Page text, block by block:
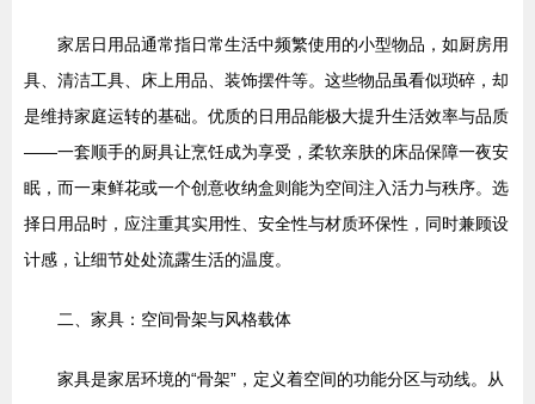
家居日用品通常指日常生活中频繁使用的小型物品，如厨房用
具、清洁工具、床上用品、装饰摆件等。这些物品虽看似琐碎，却
是维持家庭运转的基础。优质的日用品能极大提升生活效率与品质
——一套顺手的厨具让烹饪成为享受，柔软亲肤的床品保障一夜安
眠，而一束鲜花或一个创意收纳盒则能为空间注入活力与秩序。选
择日用品时，应注重其实用性、安全性与材质环保性，同时兼顾设
计感，让细节处处流露生活的温度。
二、家具：空间骨架与风格载体
家具是家居环境的“骨架”，定义着空间的功能分区与动线。从